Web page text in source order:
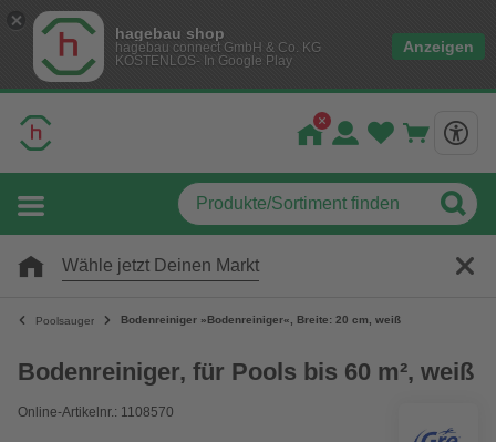
hagebau shop
hagebau connect GmbH & Co. KG
KOSTENLOS- In Google Play
Anzeigen
Wähle jetzt Deinen Markt
Poolsauger Bodenreiniger »Bodenreiniger«, Breite: 20 cm, weiß
Bodenreiniger, für Pools bis 60 m², weiß
Online-Artikelnr.: 1108570